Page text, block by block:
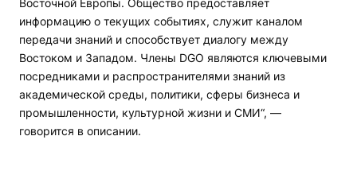
Восточной Европы. Общество предоставляет
информацию о текущих событиях, служит каналом
передачи знаний и способствует диалогу между
Востоком и Западом. Члены DGO являются ключевыми
посредниками и распространителями знаний из
академической среды, политики, сферы бизнеса и
промышленности, культурной жизни и СМИ“, —
говорится в описании.